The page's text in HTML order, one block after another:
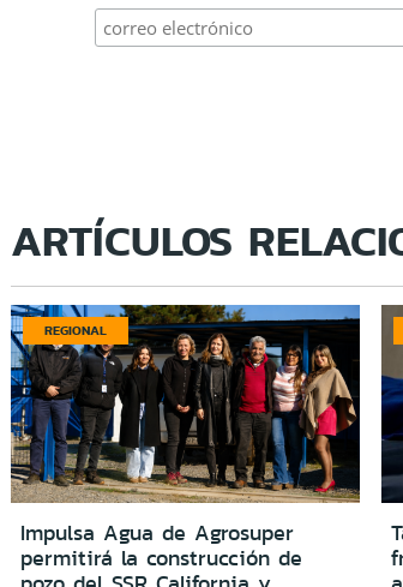
ARTÍCULOS
REGIONAL
Impulsa Agua de Agrosuper
permitirá la construcción de